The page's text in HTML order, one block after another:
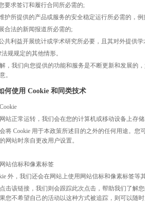
要求签订和履行合同所必需的;
护所提供的产品或服务的安全稳定运行所必需的，
合法的新闻报道所必需的;
共利益开展统计或学术研究所必要，且其对外提供
法规规定的其他情形。
，我们向您提供的功能和服务是不断更新和发展的
。
何使用 Cookie 和同类技术
Cookie
站正常运转，我们会在您的计算机或移动设备上存
将 Cookie 用于本政策所述目的之外的任何用途。您
网站时亲自更改用户设置。
网站信标和像素标签
外，我们还会在网站上使用网站信标和像素标签等
击该链接，我们则会跟踪此次点击，帮助我们了解
您不希望自己的活动以这种方式被追踪，则可以随时